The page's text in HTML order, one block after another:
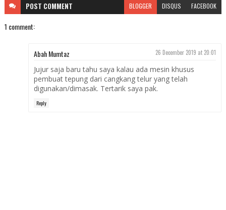
POST COMMENT BLOGGER DISQUS FACEBOOK
1 comment:
Abah Mumtaz 26 December 2019 at 20:01
Jujur saja baru tahu saya kalau ada mesin khusus
pembuat tepung dari cangkang telur yang telah
digunakan/dimasak. Tertarik saya pak.
Reply